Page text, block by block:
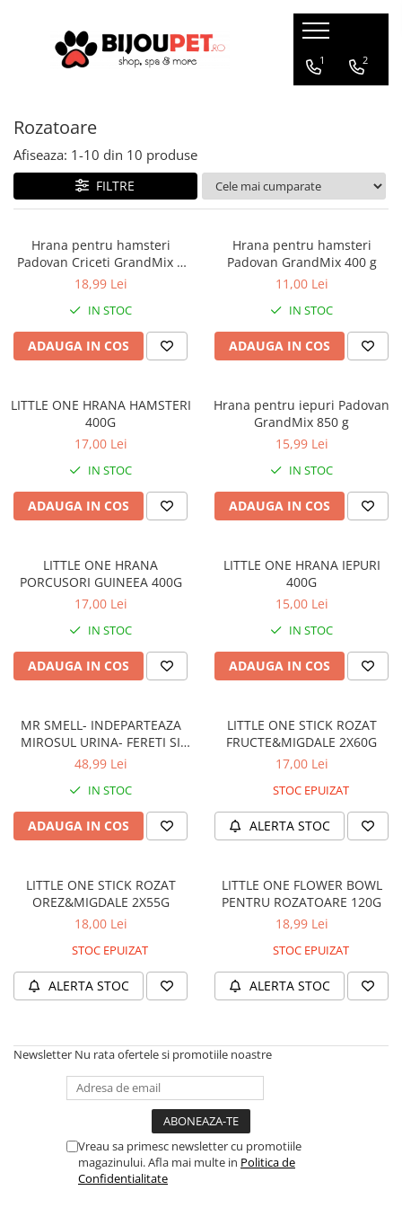
Caini
Hrana Presata la Rece
Hrana Uscata
Tribal
Oaks Farm
Nature's Protection
Taste of the Wild
Devora
Orijen
Recompense caini
Accesorii
Batoane branza Yak
Castroane si Dozatoare
Culcusuri
Custi si Genti de Transport
Hainute
Lemne si coarne de cerb sau
caprior
Lese, Zgarzi & Hamuri
Produse Igiena si Ingrijire
Saltele cu efect de racire
Suplimente
Pisici
Hrana umeda
Recompense pisici
Jucarii Pisici
Accesorii
Ansambluri Pisici
Litiere si Asternut
Genti, Patuturi si Custi de
Transport
Produse Igiena si Ingrijire
Suplimente
1 2
Rozatoare
Afiseaza: 1-10 din 10 produse
FILTRE
Hrana pentru hamsteri
Padovan Criceti GrandMix 1
kg
18,99 Lei
IN STOC
ADAUGA IN COS
Hrana pentru hamsteri
Padovan GrandMix 400 g
11,00 Lei
IN STOC
ADAUGA IN COS
LITTLE ONE HRANA HAMSTERI
400G
17,00 Lei
IN STOC
ADAUGA IN COS
Hrana pentru iepuri Padovan
GrandMix 850 g
15,99 Lei
IN STOC
ADAUGA IN COS
LITTLE ONE HRANA
PORCUSORI GUINEEA 400G
17,00 Lei
IN STOC
ADAUGA IN COS
LITTLE ONE HRANA IEPURI
400G
15,00 Lei
IN STOC
ADAUGA IN COS
MR SMELL- INDEPARTEAZA
MIROSUL URINA- FERETI SI
ROZATOARE
48,99 Lei
IN STOC
ADAUGA IN COS
LITTLE ONE STICK ROZAT
FRUCTE&MIGDALE 2X60G
17,00 Lei
STOC EPUIZAT
ALERTA STOC
LITTLE ONE STICK ROZAT
OREZ&MIGDALE 2X55G
18,00 Lei
STOC EPUIZAT
ALERTA STOC
LITTLE ONE FLOWER BOWL
PENTRU ROZATOARE 120G
18,99 Lei
STOC EPUIZAT
ALERTA STOC
Newsletter Nu rata ofertele si promotiile noastre
Vreau sa primesc newsletter cu promotiile
magazinului. Afla mai multe in Politica de
Confidentialitate